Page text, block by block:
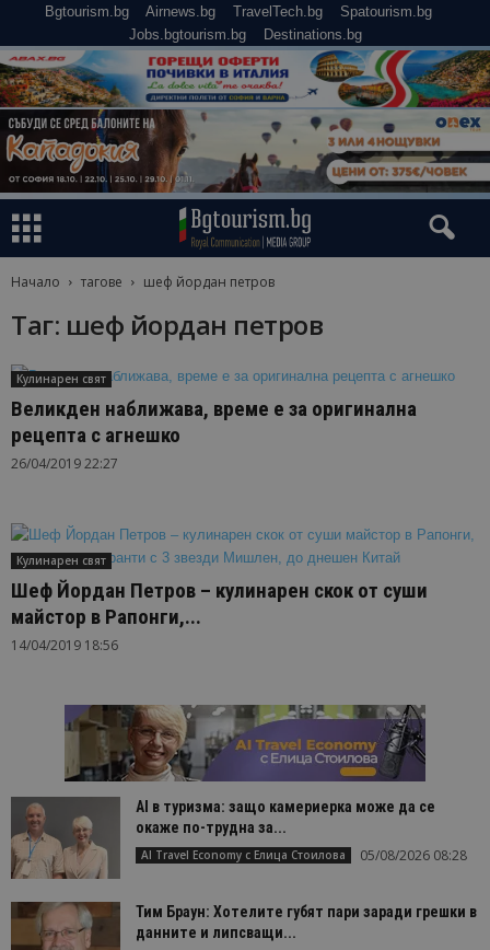
Bgtourism.bg Airnews.bg TravelTech.bg
Spatourism.bg
Jobs.bgtourism.bg
Destinations.bg
Начало тагове шеф йордан петров
Таг: шеф йордан петров
Кулинарен свят
Великден наближава, време е за оригинална
рецепта с агнешко
26/04/2019 22:27
Кулинарен свят
Шеф Йордан Петров – кулинарен скок от суши
майстор в Рапонги,...
14/04/2019 18:56
AI в туризма: защо камериерка може да се
окаже по-трудна за...
AI Travel Economy с Елица Стоилова 05/08/2026 08:28
Тим Браун: Хотелите губят пари заради грешки в
данните и липсващи...